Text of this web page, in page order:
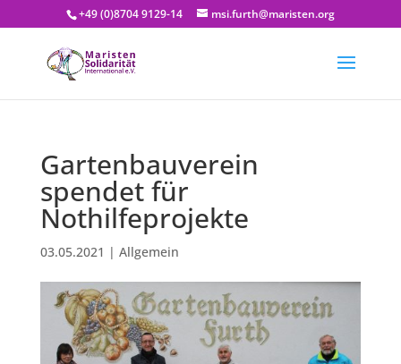
+49 (0)8704 9129-14 msi.furth@maristen.org
Gartenbauverein
spendet für
Nothilfeprojekte
03.05.2021 | Allgemein